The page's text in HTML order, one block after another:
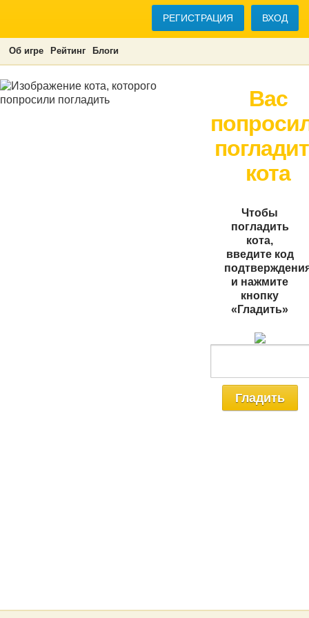
РЕГИСТРАЦИЯ ВХОД
Об игре Рейтинг Блоги
Вас
кота
Чтобы
погладить
кота,
введите код
и нажмите
кнопку
«Гладить»